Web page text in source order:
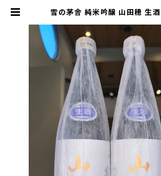
雪の茅舎 純米吟醸 山田穂 生
市） | 【BASE公式】福原酒店｜
928年・広島の日本酒・限定酒